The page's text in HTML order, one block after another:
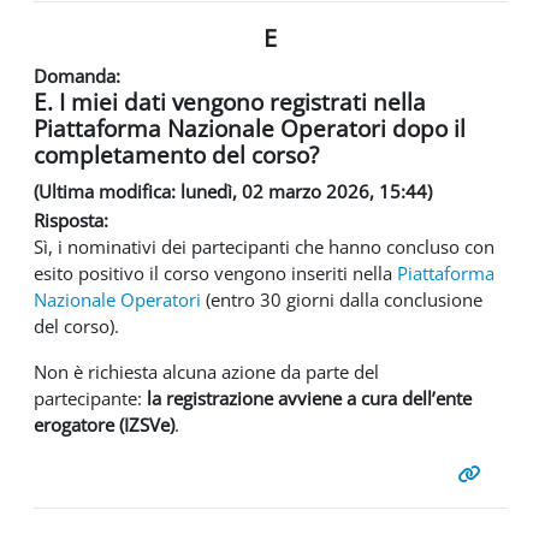
E
Domanda:
E. I miei dati vengono registrati nella
Piattaforma Nazionale Operatori dopo il
completamento del corso?
(Ultima modifica: lunedì, 02 marzo 2026, 15:44)
Risposta:
Sì, i nominativi dei partecipanti che hanno concluso con
esito positivo il corso vengono inseriti nella Piattaforma
Nazionale Operatori (entro 30 giorni dalla conclusione
del corso).
Non è richiesta alcuna azione da parte del
partecipante: la registrazione avviene a cura dell’ente
erogatore (IZSVe).